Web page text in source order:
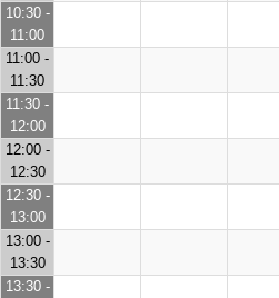
10:30 -
11:00
11:00 -
11:30
11:30 -
12:00
12:00 -
12:30
12:30 -
13:00
13:00 -
13:30
13:30 -